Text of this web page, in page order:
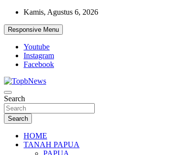
Skip
content
Kamis, Agustus 6, 2026
Responsive Menu
Youtube
Instagram
Facebook
Search
Search
HOME
TANAH PAPUA
PAPUA